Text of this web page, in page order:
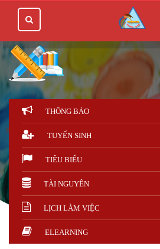
THÔNG BÁO
TUYỂN SINH
TIÊU BIỂU
TÀI NGUYÊN
LỊCH LÀM VIỆC
ELEARNING